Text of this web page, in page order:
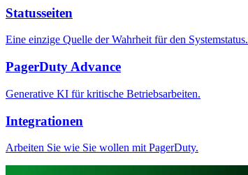
Statusseiten
Eine einzige Quelle der Wahrheit für den Systemstatus.
PagerDuty Advance
Generative KI für kritische Betriebsarbeiten.
Integrationen
Arbeiten Sie wie Sie wollen mit PagerDuty.